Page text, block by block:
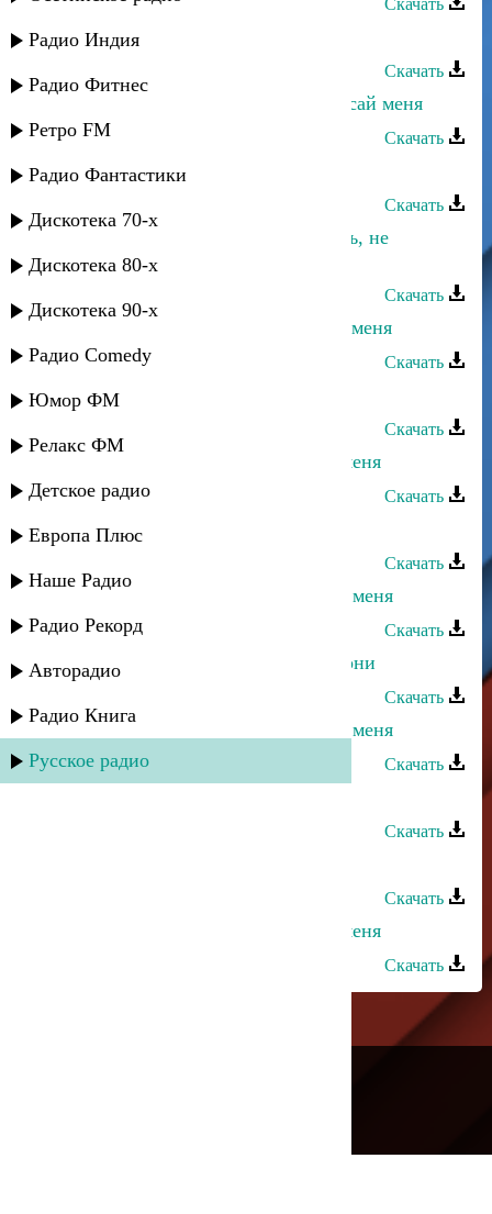
Радио Индия
Радио Фитнес
Ретро FM
Радио Фантастики
Дискотека 70-х
Дискотека 80-х
Дискотека 90-х
Радио Comedy
Юмор ФМ
Релакс ФМ
Детское радио
Европа Плюс
Наше Радио
Радио Рекорд
Авторадио
Радио Книга
Русское радио
Скачать
Нариман Курашев - У родника
Скачать
Джамиля Джамалодинова - Не бросай меня
Скачать
Нариман Умаров - Муцалаул
Скачать
Заур Темиров - Ты меня не любишь, не
жалеешь
Скачать
Хадижат Джамалудинова - Забери меня
Скачать
Айшат Насрулаева - Береги меня
Скачать
Асадула Бахтанов - Посмотри на меня
Скачать
Нариман Курашев - Черноволосая
Скачать
Апанди Исмаилгаджиев - Обними меня
Скачать
Кристина Азизханова - Меня не гони
Скачать
Ульзана Максудова - Посмотри на меня
Скачать
Скачать
Скачать
Асадула Бахтанов - Посмотри на меня
Скачать